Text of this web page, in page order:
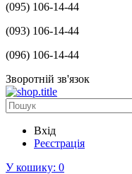
(095) 106-14-44
(093) 106-14-44
(096) 106-14-44
Зворотній зв'язок
Вхід
Реєстрація
У кошику: 0